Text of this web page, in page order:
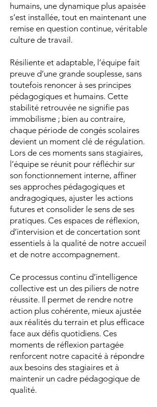
humains, une dynamique plus apaisée
s’est installée, tout en maintenant une
remise en question continue, véritable
culture de travail.
Résiliente et adaptable, l’équipe fait
preuve d’une grande souplesse, sans
toutefois renoncer à ses principes
pédagogiques et humains. Cette
stabilité retrouvée ne signifie pas
immobilisme ; bien au contraire,
chaque période de congés scolaires
devient un moment clé de régulation.
Lors de ces moments sans stagiaires,
l’équipe se réunit pour réfléchir sur
son fonctionnement interne, affiner
ses approches pédagogiques et
andragogiques, ajuster les actions
futures et consolider le sens de ses
pratiques. Ces espaces de réflexion,
d’intervision et de concertation sont
essentiels à la qualité de notre accueil
et de notre accompagnement.
Ce processus continu d’intelligence
collective est un des piliers de notre
réussite. Il permet de rendre notre
action plus cohérente, mieux ajustée
aux réalités du terrain et plus efficace
face aux défis quotidiens. Ces
moments de réflexion partagée
renforcent notre capacité à répondre
aux besoins des stagiaires et à
maintenir un cadre pédagogique de
qualité.